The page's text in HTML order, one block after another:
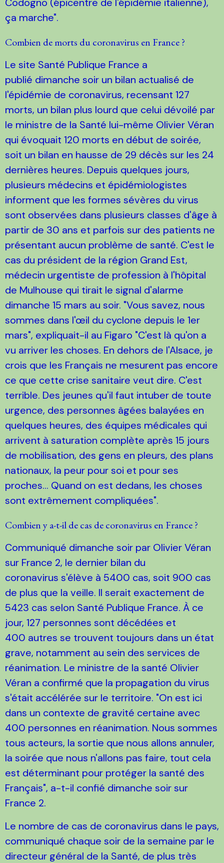
ça marche".
Combien de morts du coronavirus en France ?
Le site Santé Publique France a
publié dimanche soir un bilan actualisé de
l'épidémie de coronavirus, recensant 127
morts, un bilan plus lourd que celui dévoilé par
le ministre de la Santé lui-même Olivier Véran
qui évoquait 120 morts en début de soirée,
soit un bilan en hausse de 29 décès sur les 24
dernières heures. Depuis quelques jours,
plusieurs médecins et épidémiologistes
informent que les formes sévères du virus
sont observées dans plusieurs classes d'âge à
partir de 30 ans et parfois sur des patients ne
présentant aucun problème de santé. C'est le
cas du président de la région Grand Est,
médecin urgentiste de profession à l'hôpital
de Mulhouse qui tirait le signal d'alarme
dimanche 15 mars au soir. "Vous savez, nous
sommes dans l'œil du cyclone depuis le 1er
mars", expliquait-il au Figaro "C'est là qu'on a
vu arriver les choses. En dehors de l'Alsace, je
crois que les Français ne mesurent pas encore
ce que cette crise sanitaire veut dire. C'est
terrible. Des jeunes qu'il faut intuber de toute
urgence, des personnes âgées balayées en
quelques heures, des équipes médicales qui
arrivent à saturation complète après 15 jours
de mobilisation, des gens en pleurs, des plans
nationaux, la peur pour soi et pour ses
proches... Quand on est dedans, les choses
sont extrêmement compliquées".
Combien y a-t-il de cas de coronavirus en France ?
Communiqué dimanche soir par Olivier Véran
sur France 2, le dernier bilan du
coronavirus s'élève à 5400 cas, soit 900 cas
de plus que la veille. Il serait exactement de
5423 cas selon Santé Publique France. À ce
jour, 127 personnes sont décédées et
400 autres se trouvent toujours dans un état
grave, notamment au sein des services de
réanimation. Le ministre de la santé Olivier
Véran a confirmé que la propagation du virus
s'était accélérée sur le territoire. "On est ici
dans un contexte de gravité certaine avec
400 personnes en réanimation. Nous sommes
tous acteurs, la sortie que nous allons annuler,
la soirée que nous n'allons pas faire, tout cela
est déterminant pour protéger la santé des
Français", a-t-il confié dimanche soir sur
France 2.
Le nombre de cas de coronavirus dans le pays,
communiqué chaque soir de la semaine par le
directeur général de la Santé, de plus très